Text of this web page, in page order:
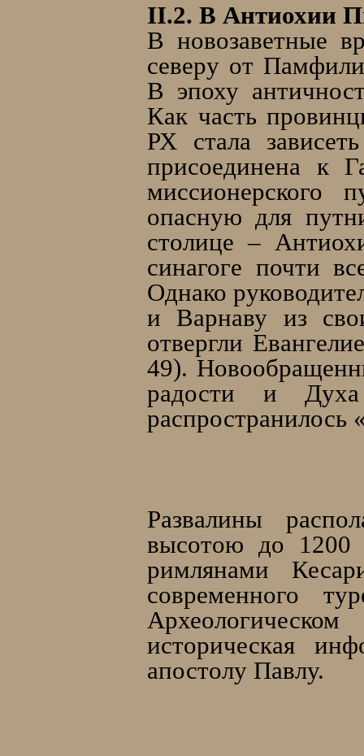
II.2. В Антиохии
В новозаветные
северу от
В эпоху
Как часть
РХ стала
присоединена к
миссионерского
опасную для
столице –
синагоге почти
Однако
и Варнаву из
отвергли
49).
радости и
распространилось
Развалины
высотою до 1200
римлянами
современного
историческая
апостолу Павлу.